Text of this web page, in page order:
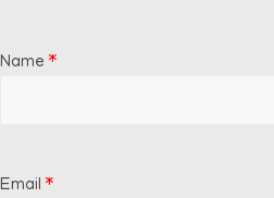
Name *
Email *